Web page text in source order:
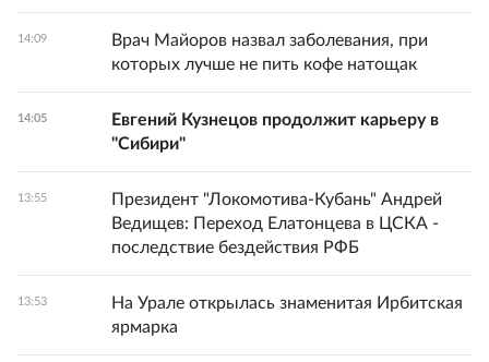
14:09
Врач Майоров назвал заболевания, при
которых лучше не пить кофе натощак
14:05
Евгений Кузнецов продолжит карьеру в
"Сибири"
13:55
Президент "Локомотива-Кубань" Андрей
Ведищев: Переход Елатонцева в ЦСКА -
последствие бездействия РФБ
13:53
На Урале открылась знаменитая Ирбитская
ярмарка